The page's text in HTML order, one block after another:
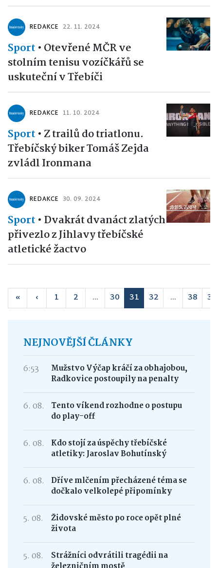
REDAKCE 22. 11. 2024
Sport • Otevřené MČR ve
stolním tenisu vozíčkářů se
uskuteční v Třebíči
REDAKCE 11. 10. 2024
Sport • Z trailů do triatlonu.
Třebíčský biker Tomáš Zejda
zvládl Ironmana
REDAKCE 30. 09. 2024
Sport • Dvakrát dvanáct zlatých
přivezlo z Jihlavy třebíčské
atletické žactvo
« ‹ 1 2 ... 30 31 32 ... 38 39
NEJNOVĚJŠÍ ČLÁNKY
6:53
Mužstvo Výčap kráčí za obhajobou,
Radkovice postoupily na penalty
6. 08.
Tento víkend rozhodne o postupu
do play-off
6. 08.
Kdo stojí za úspěchy třebíčské
atletiky: Jaroslav Bohutínský
6. 08.
Dříve mlčením přecházené téma se
dočkalo velkolepé připomínky
5. 08.
Židovské město po roce opět plné
života
5. 08.
Strážníci odvrátili tragédii na